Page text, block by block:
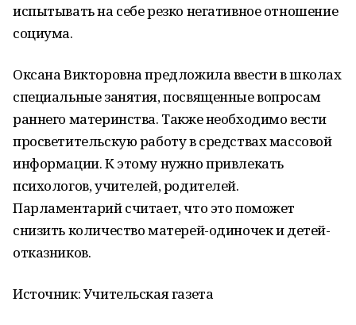
испытывать на себе резко негативное отношение
социума.
Оксана Викторовна предложила ввести в школах
специальные занятия, посвященные вопросам
раннего материнства. Также необходимо вести
просветительскую работу в средствах массовой
информации. К этому нужно привлекать
психологов, учителей, родителей.
Парламентарий считает, что это поможет
снизить количество матерей-одиночек и детей-
отказников.
Источник: Учительская газета